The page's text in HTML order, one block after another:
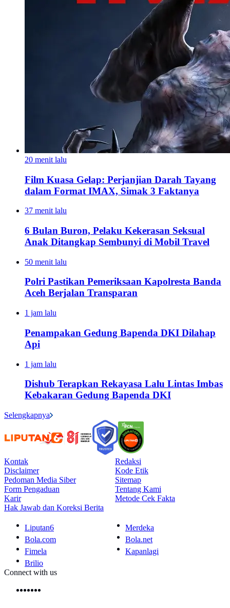
20 menit lalu
Film Kuasa Gelap: Perjanjian Darah Tayang
dalam Format IMAX, Simak 3 Faktanya
37 menit lalu
6 Bulan Buron, Pelaku Kekerasan Seksual
Anak Ditangkap Sembunyi di Mobil Travel
50 menit lalu
Polri Pastikan Pemeriksaan Kapolresta Banda
Aceh Berjalan Transparan
1 jam lalu
Penampakan Gedung Bapenda DKI Dilahap
Api
1 jam lalu
Dishub Terapkan Rekayasa Lalu Lintas Imbas
Kebakaran Gedung Bapenda DKI
Selengkapnya
Kontak
Redaksi
Disclaimer
Kode Etik
Pedoman Media Siber
Sitemap
Form Pengaduan
Tentang Kami
Karir
Metode Cek Fakta
Hak Jawab dan Koreksi Berita
Liputan6
Merdeka
Bola.com
Bola.net
Fimela
Kapanlagi
Brilio
Connect with us